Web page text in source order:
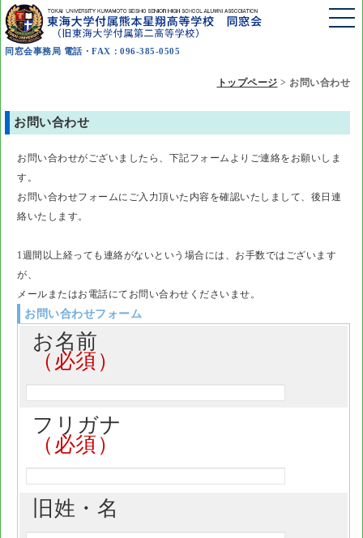
同窓会事務局 電話・FAX：096-385-0505
トップページ > お問い合わせ
お問い合わせ
お問い合わせがございましたら、下記フォームよりご連絡をお願いしま
す。
お問い合わせフォームにご入力頂いた内容を確認いたしまして、後日連
絡いたします。
1週間以上経っても連絡がないという場合には、お手数ではございます
が、
メールまたはお電話にてお問い合わせくださいませ。
お問い合わせフォーム
お名前
フリガナ
旧姓・名